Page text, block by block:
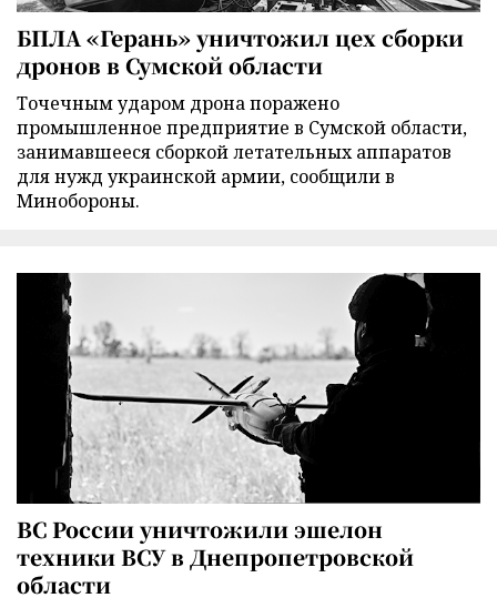
БПЛА «Герань» уничтожил цех сборки
дронов в Сумской области
Точечным ударом дрона поражено
промышленное предприятие в Сумской области,
занимавшееся сборкой летательных аппаратов
для нужд украинской армии, сообщили в
Минобороны.
ВС России уничтожили эшелон
техники ВСУ в Днепропетровской
области